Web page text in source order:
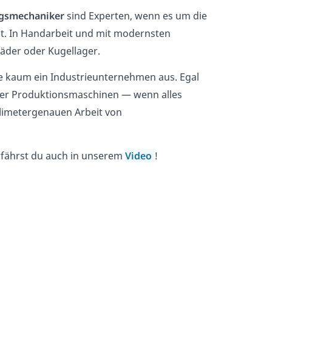
sind Experten, wenn es um die
In Handarbeit und mit modernsten
oder Kugellager.
ein Industrieunternehmen aus. Egal
Produktionsmaschinen — wenn alles
Arbeit von
du auch in unserem Video !